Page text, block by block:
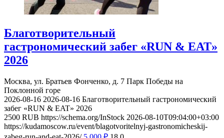
Благотворительный
гастрономический забег «RUN & EAT»
2026
Москва, ул. Братьев Фонченко, д. 7 Парк Победы на
Поклонной горе
2026-08-16 2026-08-16 Благотворительный гастрономический
забег «RUN & EAT» 2026
2500 RUB https://schema.org/InStock 2026-08-10T09:04:00+03:00
https://kudamoscow.ru/event/blagotvoritelnyj-gastronomicheskij-